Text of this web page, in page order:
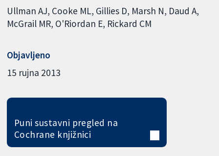
Ullman AJ Cooke ML Gillies D Marsh N Daud A
McGrail MR O'Riordan E Rickard CM
Objavljeno
15 rujna 2013
Puni sustavni pregled na
Cochrane knjižnici